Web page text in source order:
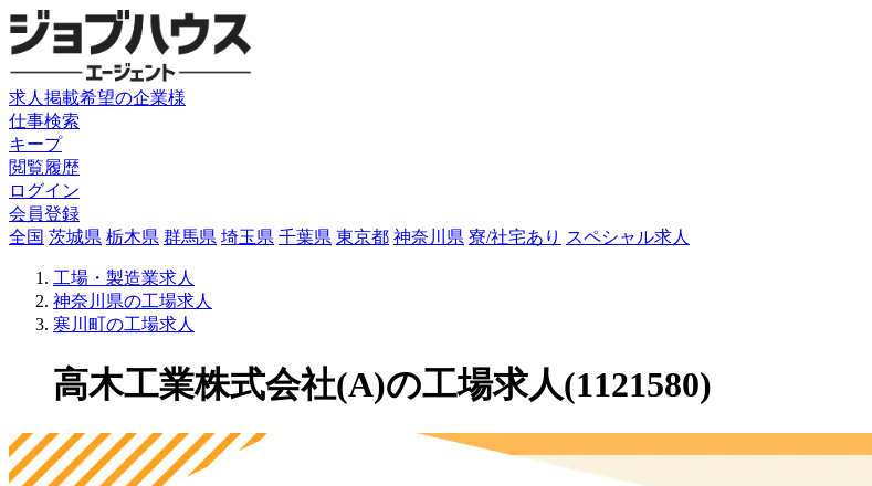
求人掲載希望の企業様
仕事検索
キープ
閲覧履歴
ログイン
会員登録
全国 茨城県 栃木県 群馬県 埼玉県 千葉県 東京都 神奈川県 寮/社宅あり スペシャル求人
工場・製造業求人
神奈川県の工場求人
寒川町の工場求人
高木工業株式会社(A)の工場求人(1121580)